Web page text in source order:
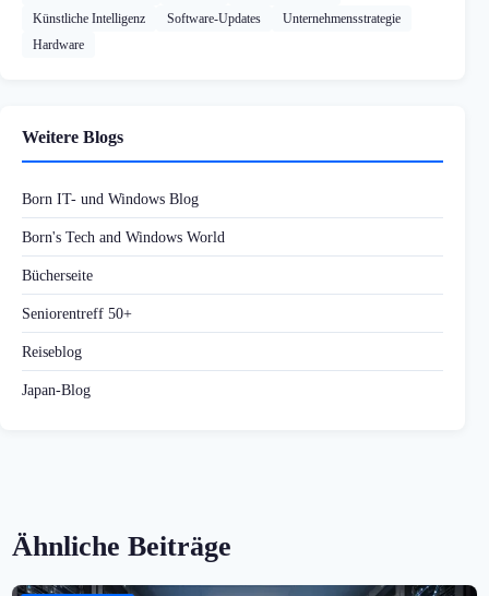
Künstliche Intelligenz
Software-Updates
Unternehmensstrategie
Hardware
Weitere Blogs
Born IT- und Windows Blog
Born's Tech and Windows World
Bücherseite
Seniorentreff 50+
Reiseblog
Japan-Blog
Ähnliche Beiträge